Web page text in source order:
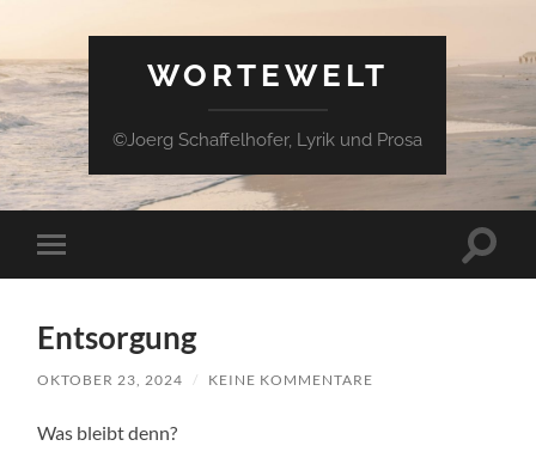
WORTEWELT
©Joerg Schaffelhofer, Lyrik und Prosa
Mobile-
Menü
Entsorgung
OKTOBER 23, 2024 / KEINE KOMMENTARE
Was bleibt denn?